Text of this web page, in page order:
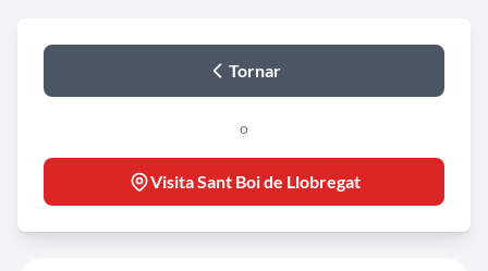
Tornar
o
Visita Sant Boi de Llobregat